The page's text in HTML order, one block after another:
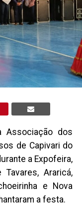
Associação dos
de Capivari do
a Expofeira,
Araricá,
e Nova
a festa.